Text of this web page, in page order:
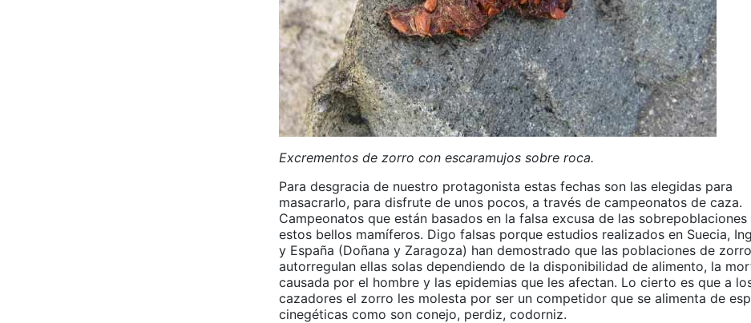
Excrementos de zorro con escaramujos sobre roca.
Para desgracia de nuestro protagonista estas fechas son las elegidas para
masacrarlo, para disfrute de unos pocos, a través de campeonatos de caza.
Campeonatos que están basados en la falsa excusa de las sobrepoblaciones
estos bellos mamíferos. Digo falsas porque estudios realizados en Suecia,
y España (Doñana y Zaragoza) han demostrado que las poblaciones de
autorregulan ellas solas dependiendo de la disponibilidad de alimento, la
causada por el hombre y las epidemias que les afectan. Lo cierto es que a
cazadores el zorro les molesta por ser un competidor que se alimenta de
cinegéticas como son conejo, perdiz, codorniz.